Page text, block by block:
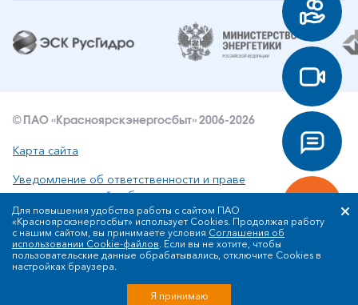
© ПАО «Красноярскэнергосбыт» 2006-2026
Карта сайта
Уведомление об ответственности и праве
интеллектуальной собственности
Политика ПАО «Красноярскэнергосбыт» в отношении
обработки персональных данных
Для повышения удобства работы с сайтом ПАО
«Красноярскэнергосбыт» использует Cookies. Продолжая работу
с нашим сайтом, вы принимаете условия Соглашения об
использовании Cookie-файлов. Если вы не хотите, чтобы
пользовательские данные обрабатывались, отключите Cookies в
настройках браузера.
Я принимаю